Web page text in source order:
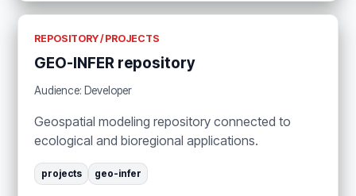
REPOSITORY / PROJECTS
GEO-INFER repository
Audience: Developer
Geospatial modeling repository connected to
ecological and bioregional applications.
projects geo-infer